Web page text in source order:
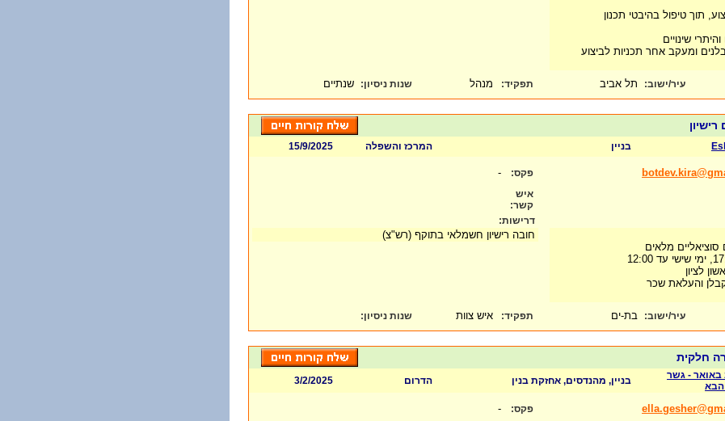
תוך טיפול בהיבטי תכנון
שינויים
ומעקב אחר תכניות לביצוע
עיר/ישוב: תל אביב תפקיד: מנהל שנות ניסיון: שנתיים
בניין המרכז והשפלה
15/9/2025
פקס: -
איש
קשר:
מלאים
לציון
והעלאת שכר
דרישות:
חובה רישיון חשמלאי בתוקף (רש"צ)
עיר/ישוב: בת-ים תפקיד: איש צוות שנות ניסיון:
חלקית
באואר - גשר
הבא
בניין, מהנדסים, אחזקת בנין הדרום
3/2/2025
פקס: -